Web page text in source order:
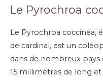
Le Pyrochroa
Le Pyrochroa coccinéa,
de cardinal, est un
dans de nombreux
15 millimètres de long